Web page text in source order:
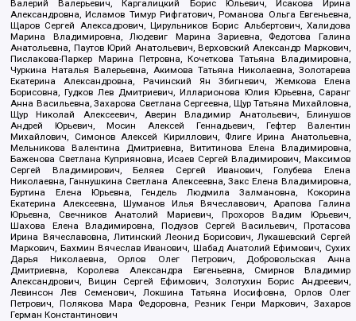
Валерий Валерьевич, Каргалицкий Борис Юльевич, Исакова Ирина
Александровна, Исламов Тимур Рифгатович, Романова Ольга Евгеньевна,
Щаров Сергей Алексадрович, Цирульников Борис Альбертович, Халидова
Марина Владимировна, Людевиг Марина Зариевна, Федотова Галина
Анатольевна, Паутов Юрий Анатольевич, Верховский Александр Маркович,
Пислакова-Паркер Марина Петровна, Кочеткова Татьяна Владимировна,
Чуркина Наталья Валерьевна, Акимова Татьяна Николаевна, Золотарева
Екатерина Александровна, Рачинский Ян Збигневич, Жемкова Елена
Борисовна, Гудков Лев Дмитриевич, Илларионова Юлия Юрьевна, Саранг
Анна Васильевна, Захарова Светлана Сергеевна, Щур Татьяна Михайловна,
Щур Николай Алексеевич, Аверин Владимир Анатольевич, Блинушов
Андрей Юрьевич, Мосин Алексей Геннадьевич, Гефтер Валентин
Михайлович, Симонов Алексей Кириллович, Флиге Ирина Анатольевна,
Мельникова Валентина Дмитриевна, Вититинова Елена Владимировна,
Баженова Светлана Куприяновна, Исаев Сергей Владимирович, Максимов
Сергей Владимирович, Беляев Сергей Иванович, Голубева Елена
Николаевна, Ганнушкина Светлана Алексеевна, Закс Елена Владимировна,
Буртина Елена Юрьевна, Гендель Людмила Залмановна, Кокорина
Екатерина Алексеевна, Шуманов Илья Вячеславович, Арапова Галина
Юрьевна, Свечников Анатолий Мариевич, Прохоров Вадим Юрьевич,
Шахова Елена Владимировна, Подузов Сергей Васильевич, Протасова
Ирина Вячеславовна, Литинский Леонид Борисович, Лукашевский Сергей
Маркович, Бахмин Вячеслав Иванович, Шабад Анатолий Ефимович, Сухих
Дарья Николаевна, Орлов Олег Петрович, Добровольская Анна
Дмитриевна, Королева Александра Евгеньевна, Смирнов Владимир
Александрович, Вицин Сергей Ефимович, Золотухин Борис Андреевич,
Левинсон Лев Семенович, Локшина Татьяна Иосифовна, Орлов Олег
Петрович, Полякова Мара Федоровна, Резник Генри Маркович, Захаров
Герман Константинович